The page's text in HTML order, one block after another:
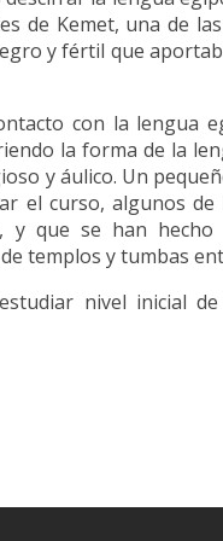
de Kemet, una de
y fértil que
con la lengua
la forma de la
y áulico. Un
el curso, algunos
que se han hecho
templos y tumbas
nivel inicial